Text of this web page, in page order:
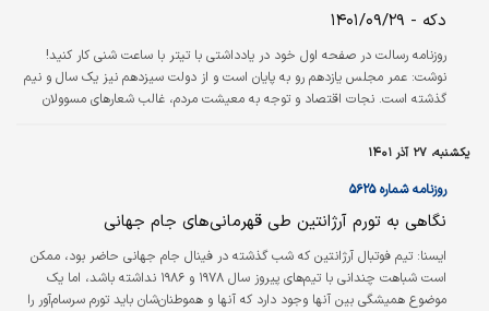
دکه - ۱۴۰۱/۰۹/۲۹
روزنامه رسالت در صفحه اول خود در یادداشتی با تیتر با ساعت شنی کار کنید!
نوشت: عمر مجلس یازدهم رو به پایان است و از دولت سیزدهم نیز یک سال و نیم
گذشته است. نجات اقتصاد و توجه به معیشت مردم، غالب شعارهای مسوولان
مردم رسیده است؛ حالا این را به دولت‌های قبلی و زمین مین‌گذاری شده و تحریم و
امثالهم گره بزنیم یا نزنیم، دردی از مردم دوا نمی‌کند.
یکشنبه، ۲۷ آذر ۱۴۰۱
روزنامه شماره ۵۶۲۵
نگاهی به تورم آرژانتین طی قهرمانی‏‌های جام جهانی
ایسنا: تیم فوتبال آرژانتین‌ که شب گذشته در فینال جام جهانی حاضر بود، ممکن
است شباهت چندانی با تیم‏‌های پیروز سال ۱۹۷۸ و ۱۹۸۶ نداشته باشد، اما یک
موضوع همیشگی بین آنها وجود دارد که آنها و هموطنان‌شان باید تورم سرسام‏‌آور را